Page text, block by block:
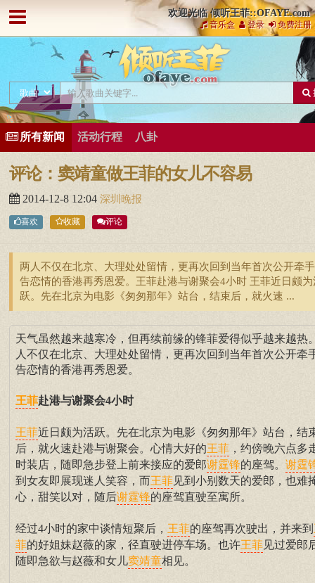
欢迎光临 倾听王菲::OFAYE.com
音乐盒 登录 免费注册
所有新闻 活动行程 八卦
评论：窦靖童做王菲的女儿不容易
2014-12-8 12:04 深圳晚报
喜欢 收藏 评论
两人不仅在北京、大理处处留情，更再次回到当年首次公开牵
告恋情的香港再秀恩爱。王菲赴港与谢聚会4小时 王菲近日颇为
跃。先在北京为电影《匆匆那年》站台，结束后，就火速 ...
天气虽然越来越寒冷，但再续前缘的锋菲爱得似乎越来越热
人不仅在北京、大理处处留情，更再次回到当年首次公开牵
告恋情的香港再秀恩爱。
王菲赴港与谢聚会4小时
王菲近日颇为活跃。先在北京为电影《匆匆那年》站台，结
后，就火速赴港与谢聚会。心情大好的王菲 ，约傍晚六点多
时装店，随即急步登上前来接应的爱郎谢霆锋的座驾。 谢霆
到女友即展现迷人笑容，而王菲见到小别数天的爱郎，也难
心，甜笑以对，随后谢霆锋的座驾直驶至寓所。
经过4小时的家中谈情短聚后， 王菲的座驾再次驶出，并来到
菲的好姐妹赵薇的家，径直驶进停车场。也许王菲见过爱郎
随即急欲与赵薇和女儿窦靖童相见。